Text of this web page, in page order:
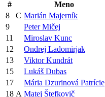
#
Meno
8
C Marián Majerník
9
Peter Mičej
11
Miroslav Kunc
12
Ondrej Ladomirjak
13
Viktor Kundrát
15
Lukáš Dubas
17
Mária Dzurinová Patrície
18 A Matej Štefkovič